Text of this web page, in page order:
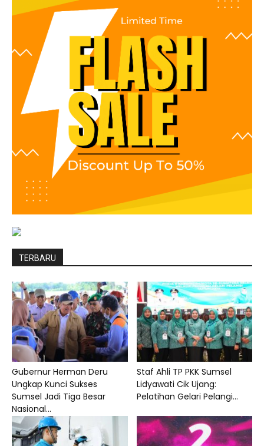
TERBARU
Gubernur Herman Deru
Ungkap Kunci Sukses
Sumsel Jadi Tiga Besar
Nasional...
Staf Ahli TP PKK Sumsel
Lidyawati Cik Ujang:
Pelatihan Gelari Pelangi...